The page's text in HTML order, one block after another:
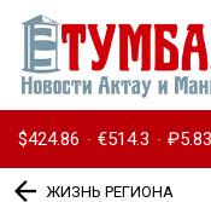
$424.86 · €514.3 · ₽5.83
ЖИЗНЬ РЕГИОНА